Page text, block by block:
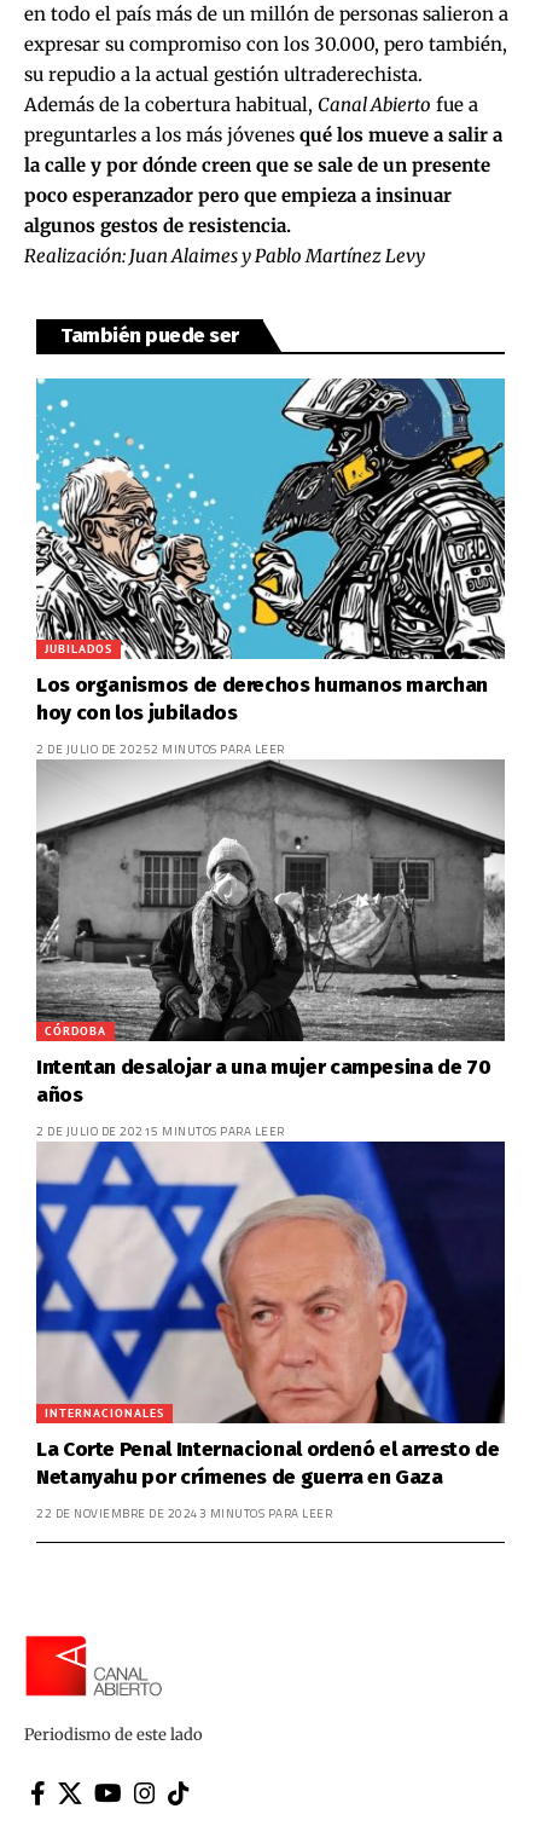
en todo el país más de un millón de personas salieron a
expresar su compromiso con los 30.000, pero también,
su repudio a la actual gestión ultraderechista.
Además de la cobertura habitual, Canal Abierto fue a
preguntarles a los más jóvenes qué los mueve a salir a
la calle y por dónde creen que se sale de un presente
poco esperanzador pero que empieza a insinuar
algunos gestos de resistencia.
Realización: Juan Alaimes y Pablo Martínez Levy
También puede ser
JUBILADOS
Los organismos de derechos humanos marchan
hoy con los jubilados
2 DE JULIO DE 20252 MINUTOS PARA LEER
CÓRDOBA
Intentan desalojar a una mujer campesina de 70
años
2 DE JULIO DE 20215 MINUTOS PARA LEER
INTERNACIONALES
La Corte Penal Internacional ordenó el arresto de
Netanyahu por crímenes de guerra en Gaza
22 DE NOVIEMBRE DE 2024 3 MINUTOS PARA LEER
Periodismo de este lado